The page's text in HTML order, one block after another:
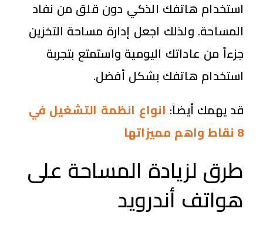
استخدام هاتفك الذكي دون قلق من نفاد
المساحة. ولذلك اجعل إدارة مساحة التخزين
جزءاً من عاداتك اليومية واستمتع بتجربة
استخدام هاتفك بشكل أفضل.
قد يهمك أيضاً: انواع انظمة التشغيل في
8 نقاط واهم مميزاتها
طرق لزيادة المساحة على
هواتف أندرويد